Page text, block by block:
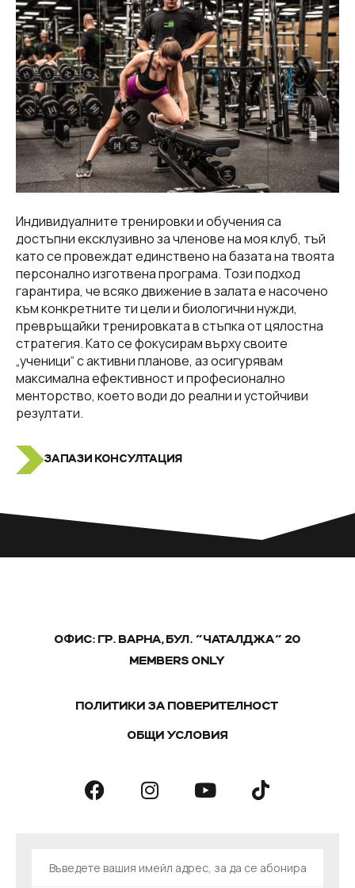
Индивидуалните тренировки и обучения са
достъпни ексклузивно за членове на моя клуб, тъй
като се провеждат единствено на базата на твоята
персонално изготвена програма. Този подход
гарантира, че всяко движение в залата е насочено
към конкретните ти цели и биологични нужди,
превръщайки тренировката в стъпка от цялостна
стратегия. Като се фокусирам върху своите
„ученици“ с активни планове, аз осигурявам
максимална ефективност и професионално
менторство, което води до реални и устойчиви
резултати.
ЗАПАЗИ КОНСУЛТАЦИЯ
ОФИС: ГР. ВАРНА, БУЛ. "ЧАТАЛДЖА" 20
MEMBERS ONLY
ПОЛИТИКИ ЗА ПОВЕРИТЕЛНОСТ
ОБЩИ УСЛОВИЯ